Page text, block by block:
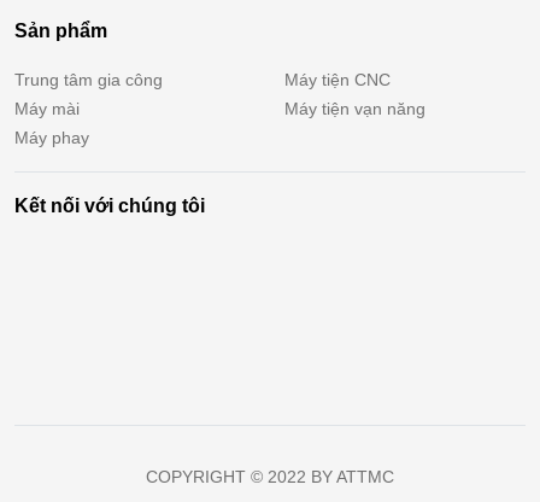
Sản phẩm
Trung tâm gia công
Máy tiện CNC
Máy mài
Máy tiện vạn năng
Máy phay
Kết nối với chúng tôi
COPYRIGHT © 2022 BY ATTMC